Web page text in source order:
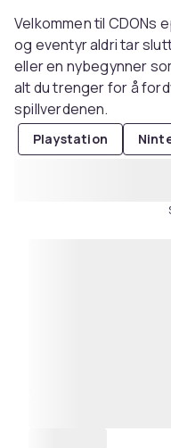
Velkommen til CDONs
og eventyr aldri tar
eller en nybegynner
alt du trenger for å
spillverdenen.
Playstation